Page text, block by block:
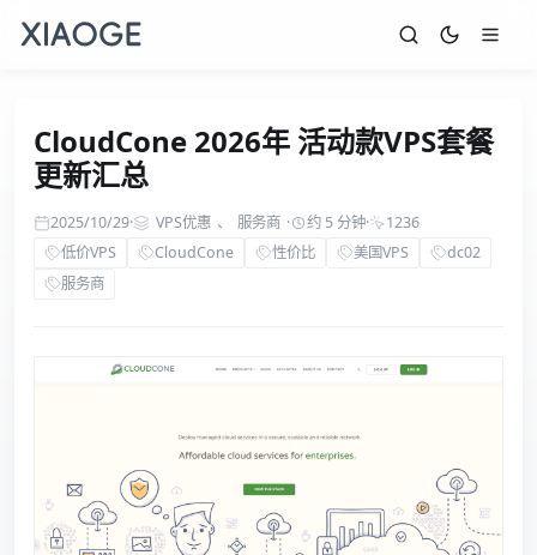
CloudCone 2026年 活动款VPS套餐
更新汇总
2025/10/29· VPS优惠 、 服务商 · 约 5 分钟·
1236
低价VPS
CloudCone 性价比 美国VPS
dc02
服务商